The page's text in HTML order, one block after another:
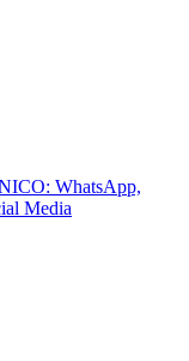
WhatsApp,
Media